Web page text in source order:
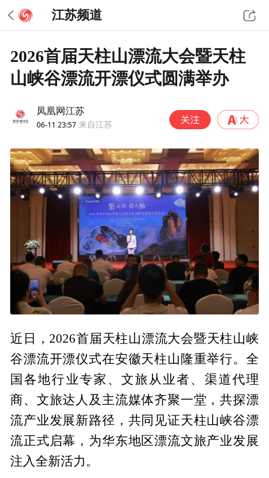
江苏频道
2026首届天柱山漂流大会暨天柱
山峡谷漂流开漂仪式圆满举办
凤凰网江苏
06-11 23:57 来自江苏
近日，2026首届天柱山漂流大会暨天柱山峡
谷漂流开漂仪式在安徽天柱山隆重举行。全
国各地行业专家、文旅从业者、渠道代理
商、文旅达人及主流媒体齐聚一堂，共探漂
流产业发展新路径，共同见证天柱山峡谷漂
流正式启幕，为华东地区漂流文旅产业发展
注入全新活力。